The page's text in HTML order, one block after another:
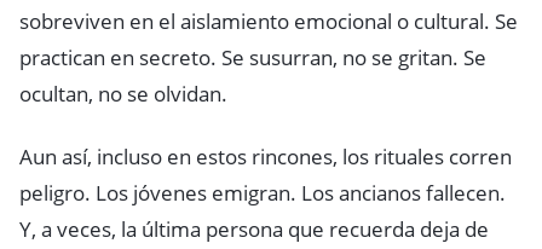
sobreviven en el aislamiento emocional o cultural. Se
practican en secreto. Se susurran, no se gritan. Se
ocultan, no se olvidan.
Aun así, incluso en estos rincones, los rituales corren
peligro. Los jóvenes emigran. Los ancianos fallecen.
Y, a veces, la última persona que recuerda deja de